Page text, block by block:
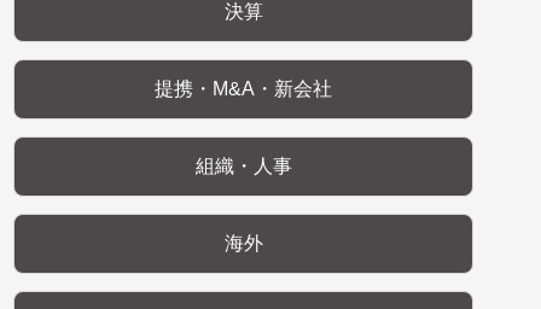
決算
提携・M&A・新会社
組織・人事
海外